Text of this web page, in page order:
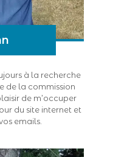
à la recherche
de la commission
de m’occuper
du site internet et
emails.